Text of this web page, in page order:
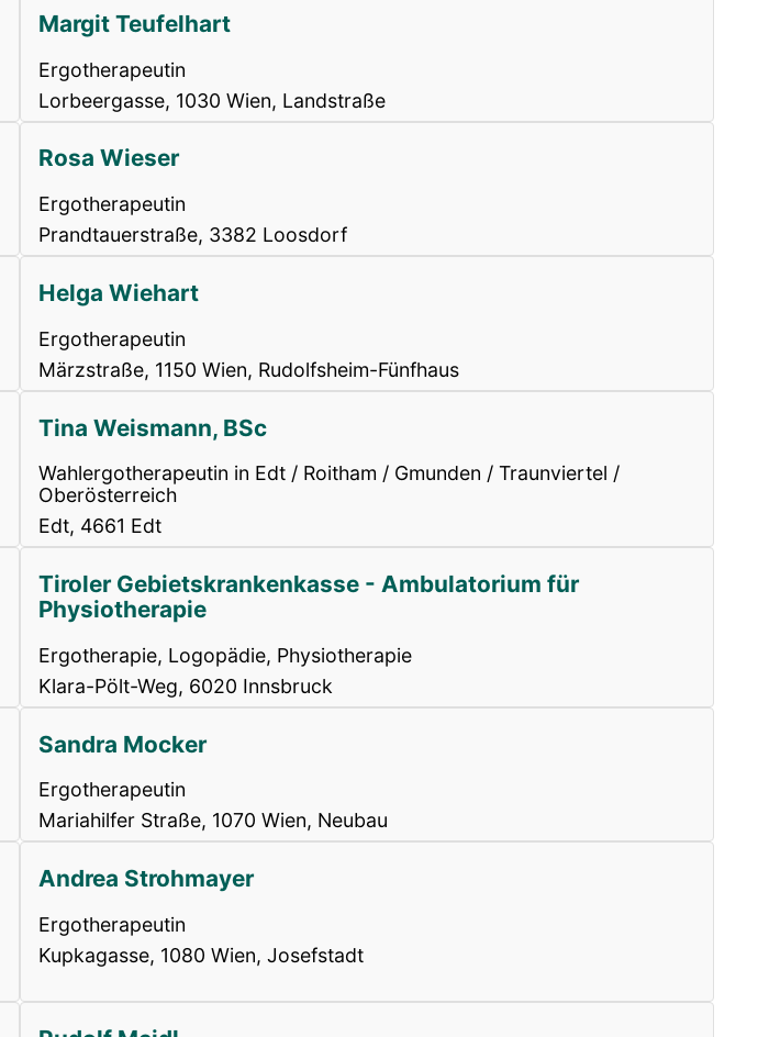
Margit Teufelhart
Ergotherapeutin
Lorbeergasse, 1030 Wien, Landstraße
Rosa Wieser
Ergotherapeutin
Prandtauerstraße, 3382 Loosdorf
Helga Wiehart
Ergotherapeutin
Märzstraße, 1150 Wien, Rudolfsheim-Fünfhaus
Tina Weismann, BSc
Wahlergotherapeutin in Edt / Roitham / Gmunden / Traunviertel /
Oberösterreich
Edt, 4661 Edt
Tiroler Gebietskrankenkasse - Ambulatorium für
Physiotherapie
Ergotherapie, Logopädie, Physiotherapie
Klara-Pölt-Weg, 6020 Innsbruck
Sandra Mocker
Ergotherapeutin
Mariahilfer Straße, 1070 Wien, Neubau
Andrea Strohmayer
Ergotherapeutin
Kupkagasse, 1080 Wien, Josefstadt